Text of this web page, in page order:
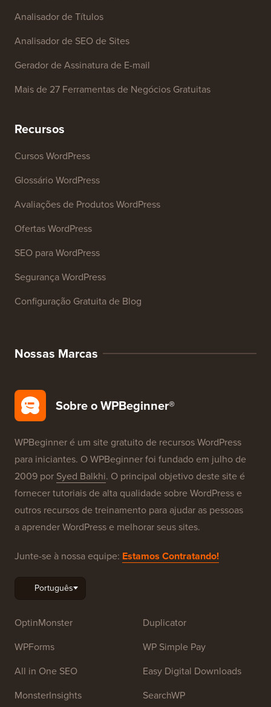
Analisador de Títulos
Analisador de SEO de Sites
Gerador de Assinatura de E-mail
Mais de 27 Ferramentas de Negócios Gratuitas
Recursos
Cursos WordPress
Glossário WordPress
Avaliações de Produtos WordPress
Ofertas WordPress
SEO para WordPress
Segurança WordPress
Configuração Gratuita de Blog
Nossas Marcas
Sobre o WPBeginner®
WPBeginner é um site gratuito de recursos WordPress
para iniciantes. O WPBeginner foi fundado em julho de
2009 por Syed Balkhi. O principal objetivo deste site é
fornecer tutoriais de alta qualidade sobre WordPress e
outros recursos de treinamento para ajudar as pessoas
a aprender WordPress e melhorar seus sites.
Junte-se à nossa equipe: Estamos Contratando!
OptinMonster
WPForms
All in One SEO
MonsterInsights
Duplicator
WP Simple Pay
Easy Digital Downloads
SearchWP